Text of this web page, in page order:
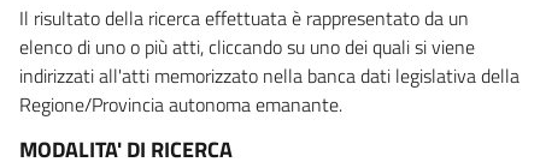
Il risultato della ricerca effettuata è rappresentato da un
elenco di uno o più atti, cliccando su uno dei quali si viene
indirizzati all'atti memorizzato nella banca dati legislativa della
Regione/Provincia autonoma emanante.
MODALITA' DI RICERCA